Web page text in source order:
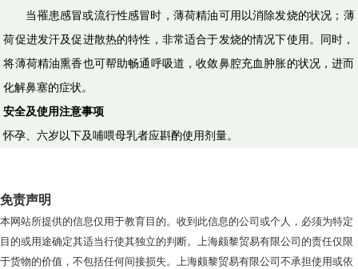
当罹患感冒或流行性感冒时，薄荷精油可用以消除发烧的状况；薄
荷促进发汗及促进散热的特性，非常适合于发烧的情况下使用。同时，
将薄荷精油熏香也可帮助畅通呼吸道，收敛鼻腔充血肿胀的状况，进而
化解鼻塞的症状。
安全及使用注意事项
怀孕、六岁以下及哺喂母乳者应斟酌使用剂量。
免责声明
本网站所提供的信息仅用于教育目的。收到此信息的公司或个人，必须为特定
目的或用途确定其适当行使其独立的判断。上海颇黎贸易有限公司的责任仅限
于货物的价值，不包括任何间接损失。上海颇黎贸易有限公司不承担使用或依